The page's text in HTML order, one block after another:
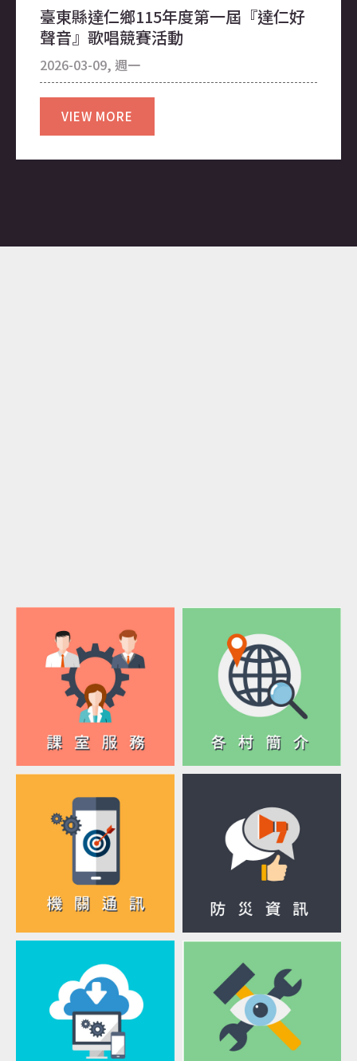
臺東縣達仁鄉115年度第一屆『達仁好
聲音』歌唱競賽活動
2026-03-09, 週一
VIEW MORE
【公告】原住民族委員會 公告新版「原
住民族歲時祭儀放假日期」1份
2026-08-05, 週三
VIEW MORE
2026-07-06, 週一
VIEW MORE
選簡章「達仁鄉公所工程助理約用人
員」
2026-07-30, 週四
【徵才】臺東縣達仁鄉立幼兒園115學
年度第學期契約進用代理教保員甄選重